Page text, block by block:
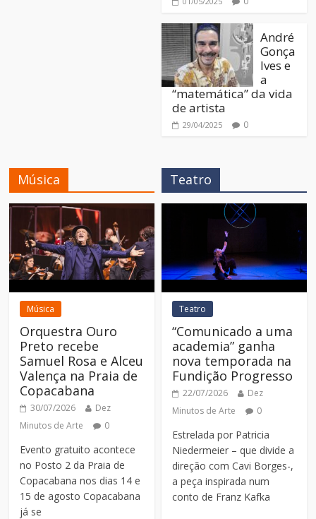
André
Gonça
lves e
a
“matemática” da vida
de artista
29/04/2025 0
Música
Música
Orquestra Ouro
Preto recebe
Samuel Rosa e Alceu
Valença na Praia de
Copacabana
30/07/2026
Dez
Minutos de Arte
0
Evento gratuito acontece
no Posto 2 da Praia de
Copacabana nos dias 14 e
15 de agosto Copacabana
já se
Teatro
Teatro
“Comunicado a uma
academia” ganha
nova temporada na
Fundição Progresso
22/07/2026
Dez
Minutos de Arte
0
Estrelada por Patricia
Niedermeier – que divide a
direção com Cavi Borges-,
a peça inspirada num
conto de Franz Kafka